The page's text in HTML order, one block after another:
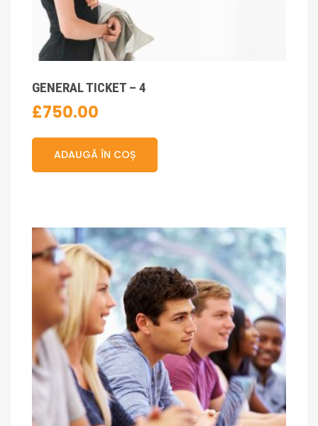
GENERAL TICKET – 4
£750.00
ADAUGĂ ÎN COȘ